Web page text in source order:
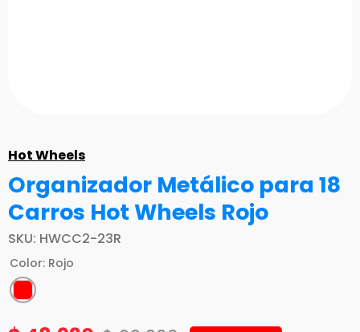
Hot Wheels
Organizador Metálico para 18
Carros Hot Wheels Rojo
SKU: HWCC2-23R
Color: Rojo